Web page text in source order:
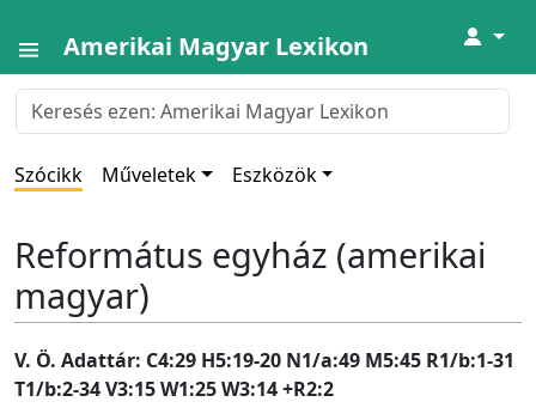
Amerikai Magyar Lexikon ↓
Szócikk Műveletek Eszközök
Református egyház (amerikai
magyar)
V. Ö. Adattár: C4:29 H5:19-20 N1/a:49 M5:45 R1/b:1-31
T1/b:2-34 V3:15 W1:25 W3:14 +R2:2